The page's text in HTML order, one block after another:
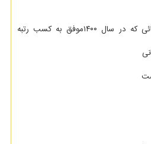
نشریات دانشگاه علامه طباطبائی که در سال ۱۴۰۰موفق به کسب رتبه